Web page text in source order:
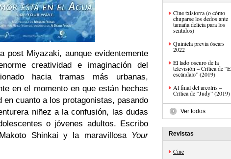
post Miyazaki, aunque evidentemente
creatividad e imaginación del
hacia tramas más urbanas,
en el momento en que están hechas
en cuanto a los protagonistas, pasando
niñez a la confusión, las dudas
o jóvenes adultos. Escribo
Shinkai y la maravillosa Your
Cine txistorra (o cómo
chuparse los dedos ante
tamaña delicia para los
sentidos)
Quiniela previa óscars
2022
El lado oscuro de la
televisión – Crítica de
escándalo” (2019)
Al final del arcoíris –
Crítica de “Judy” (2019)
Ver todos
Revistas
Cine